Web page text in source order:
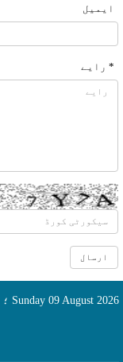
ایمیل
* رایے
Sunday 09 August 2026 ؛